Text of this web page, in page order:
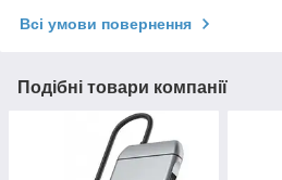
Всі умови повернення
Подібні товари компанії